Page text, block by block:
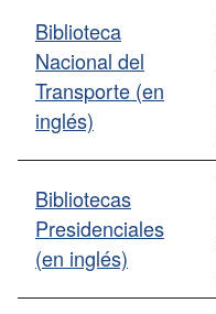
Biblioteca
Nacional del
Transporte (en
inglés)
Bibliotecas
Presidenciales
(en inglés)